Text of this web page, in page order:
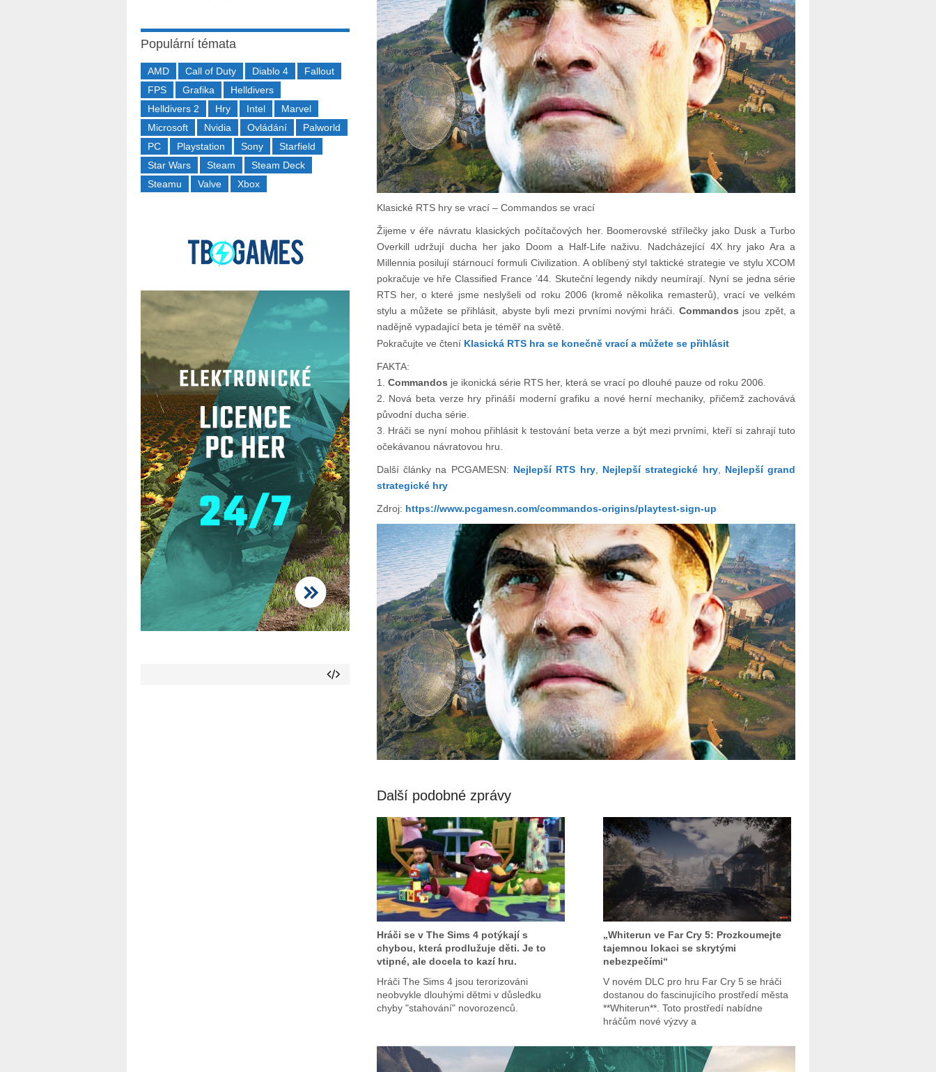
Klasické RTS hry se vrací – Commandos se vrací
Žijeme v éře návratu klasických počítačových her. Boomerovské střílečky jako Dusk a Turbo
Overkill udržují ducha her jako Doom a Half-Life naživu. Nadcházející 4X hry jako Ara a
Millennia posilují stárnoucí formuli Civilization. A oblíbený styl taktické strategie ve stylu XCOM
pokračuje ve hře Classified France ’44. Skuteční legendy nikdy neumírají. Nyní se jedna série
RTS her, o které jsme neslyšeli od roku 2006 (kromě několika remasterů), vrací ve velkém
stylu a můžete se přihlásit, abyste byli mezi prvními novými hráči. Commandos jsou zpět, a
nadějně vypadající beta je téměř na světě.
Pokračujte ve čtení Klasická RTS hra se konečně vrací a můžete se přihlásit
FAKTA:
1. Commandos je ikonická série RTS her, která se vrací po dlouhé pauze od roku 2006.
2. Nová beta verze hry přináší moderní grafiku a nové herní mechaniky, přičemž zachovává
původní ducha série.
3. Hráči se nyní mohou přihlásit k testování beta verze a být mezi prvními, kteří si zahrají tuto
očekávanou návratovou hru.
Další články na PCGAMESN: Nejlepší RTS hry, Nejlepší strategické hry, Nejlepší grand
strategické hry
Zdroj: https://www.pcgamesn.com/commandos-origins/playtest-sign-up
Další podobné zprávy
Hráči se v The Sims 4 potýkají s
chybou, která prodlužuje děti. Je to
vtipné, ale docela to kazí hru.
Hráči The Sims 4 jsou terorizováni
neobvykle dlouhými dětmi v důsledku
chyby "stahování" novorozenců.
„Whiterun ve Far Cry 5: Prozkoumejte
tajemnou lokaci se skrytými
nebezpečími“
V novém DLC pro hru Far Cry 5 se hráči
dostanou do fascinujícího prostředí města
**Whiterun**. Toto prostředí nabídne
hráčům nové výzvy a
Populární témata
AMD Call of Duty Diablo 4
Fallout
FPS
Grafika
Helldivers
Helldivers 2
Hry Intel
Marvel
Microsoft
Nvidia Ovládání
Palworld
PC
Playstation Sony
Starfield
Star Wars
Steam
Steam Deck
Steamu
Valve Xbox